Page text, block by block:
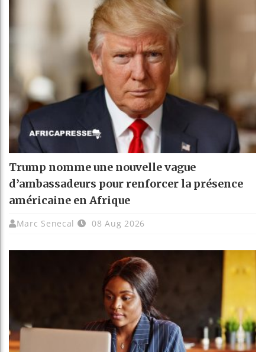
Trump nomme une nouvelle vague
d’ambassadeurs pour renforcer la présence
américaine en Afrique
Marc Senecal 08 Aug 2026